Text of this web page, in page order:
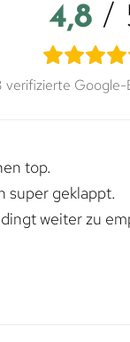
4,8 /
verifizierte
top.
super geklappt.
weiter zu